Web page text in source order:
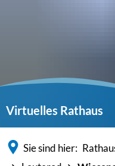
Virtuelles Rathaus
Sie sind hier: